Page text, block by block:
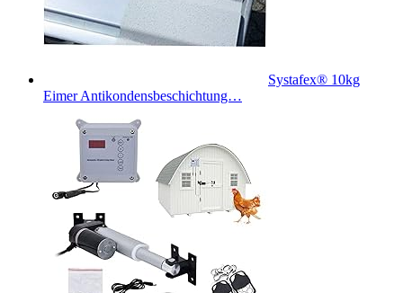
Systafex® 10kg
Eimer Antikondensbeschichtung…